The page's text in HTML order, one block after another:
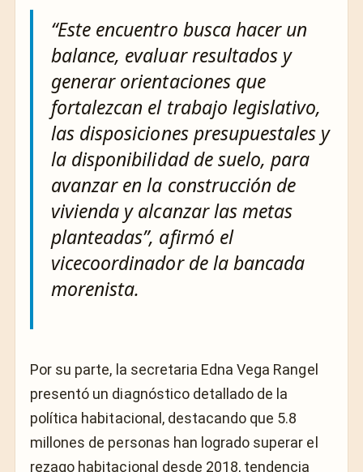
“Este encuentro busca hacer un
balance, evaluar resultados y
generar orientaciones que
fortalezcan el trabajo legislativo,
las disposiciones presupuestales y
la disponibilidad de suelo, para
avanzar en la construcción de
vivienda y alcanzar las metas
planteadas”, afirmó el
vicecoordinador de la bancada
morenista.
Por su parte, la secretaria Edna Vega Rangel
presentó un diagnóstico detallado de la
política habitacional, destacando que 5.8
millones de personas han logrado superar el
rezago habitacional desde 2018, tendencia